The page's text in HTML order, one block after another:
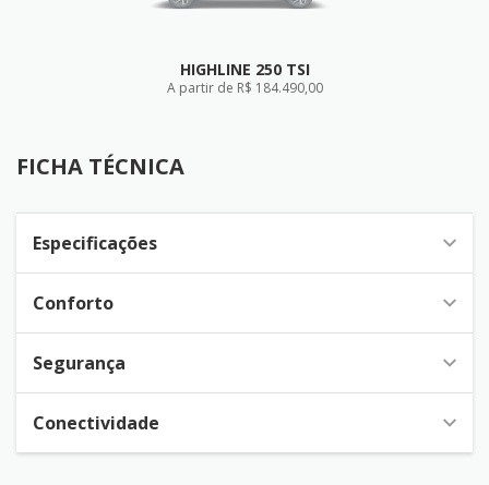
HIGHLINE 250 TSI
A partir de R$ 184.490,00
FICHA TÉCNICA
Especificações
Conforto
Segurança
Conectividade